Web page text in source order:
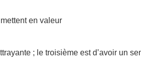
en valeur
; le troisième est d’avoir un